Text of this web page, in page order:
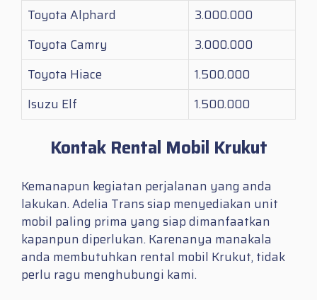
Toyota Alphard
3.000.000
Toyota Camry
3.000.000
Toyota Hiace
1.500.000
Isuzu Elf
1.500.000
Kontak Rental Mobil Krukut
Kemanapun kegiatan perjalanan yang anda
lakukan. Adelia Trans siap menyediakan unit
mobil paling prima yang siap dimanfaatkan
kapanpun diperlukan. Karenanya manakala
anda membutuhkan rental mobil Krukut, tidak
perlu ragu menghubungi kami.